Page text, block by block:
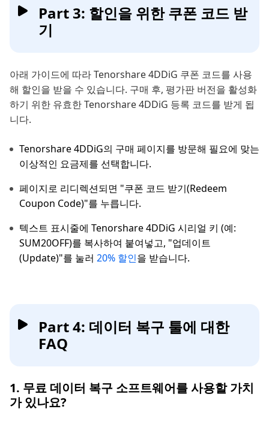
Part 3: 할인을 위한 쿠폰 코드 받
기
아래 가이드에 따라 Tenorshare 4DDiG 쿠폰 코드를 사용
해 할인을 받을 수 있습니다. 구매 후, 평가판 버전을 활성화
하기 위한 유효한 Tenorshare 4DDiG 등록 코드를 받게 됩
니다.
Tenorshare 4DDiG의 구매 페이지를 방문해 필요에 맞는
이상적인 요금제를 선택합니다.
페이지로 리디렉션되면 "쿠폰 코드 받기(Redeem
Coupon Code)"를 누릅니다.
텍스트 표시줄에 Tenorshare 4DDiG 시리얼 키 (예:
SUM20OFF)를 복사하여 붙여넣고, "업데이트
(Update)"를 눌러 20% 할인을 받습니다.
Part 4: 데이터 복구 툴에 대한
FAQ
1. 무료 데이터 복구 소프트웨어를 사용할 가치
가 있나요?